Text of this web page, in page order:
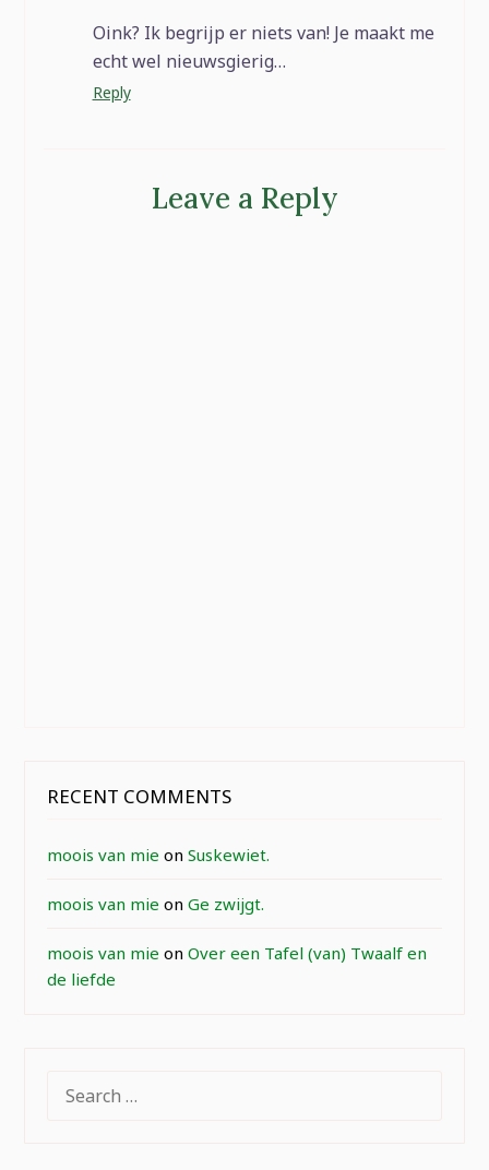
Oink? Ik begrijp er niets van! Je maakt me
echt wel nieuwsgierig…
Reply
Leave a Reply
RECENT COMMENTS
moois van mie onSuskewiet.
moois van mie onGe zwijgt.
moois van mie onOver een Tafel (van) Twaalf en
de liefde
FOR: